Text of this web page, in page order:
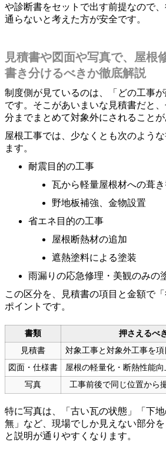
や診断書をセットで出す前提なので
通らないと考えた方が安全です。
見積書や図面や写真で、屋根
書き分けるべきか徹底解説
制度側が見ているのは、「どの工事が
です。そこがあいまいな見積書だと
分までまとめて対象外にされることが
屋根工事では、少なくとも次のよう
ます。
耐震目的の工事
瓦から軽量屋根材への葺き
野地板補強、金物設置
省エネ目的の工事
屋根断熱材の追加
遮熱塗料による塗装
雨漏りの応急修理・美観のみの
この区分を、見積書の項目と金額で
ポイントです。
書類
押さえるべ
見積書
対象工事と対象外工事を
図面・仕様書
屋根の軽量化・断熱性能
写真
工事前後で同じ位置から
特に写真は、「古い瓦の状態」「下
無」など、現場でしか見えない部分
と説明が通りやすくなります。